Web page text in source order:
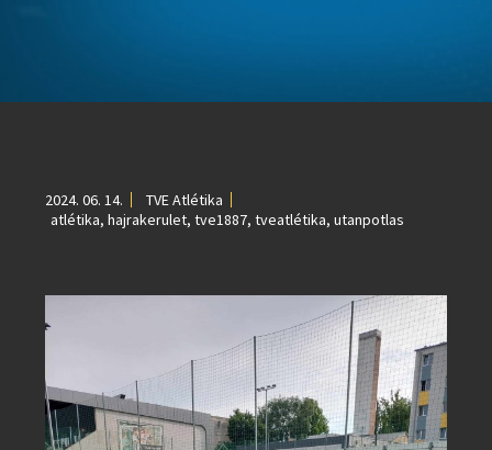
2024. 06. 14.
TVE Atlétika
atlétika, hajrakerulet, tve1887, tveatlétika, utanpotlas